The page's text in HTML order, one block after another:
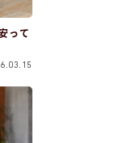
って